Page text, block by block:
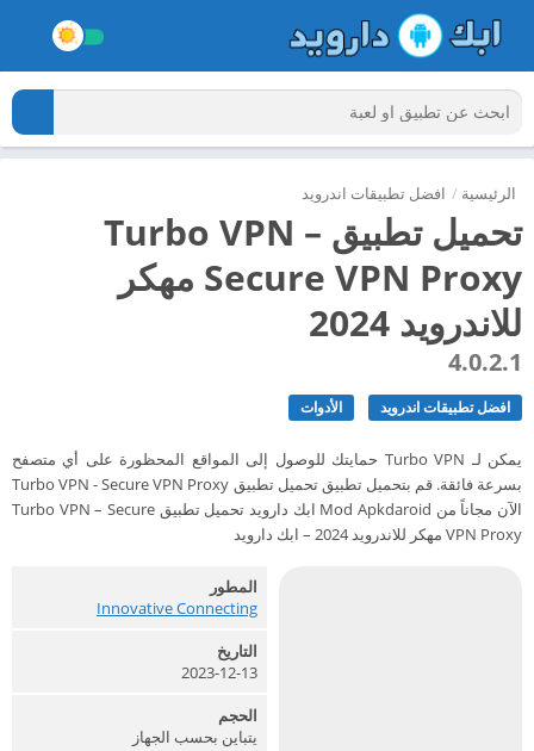
الرئيسية / افضل تطبيقات اندرويد
تحميل تطبيق Turbo VPN –
Secure VPN Proxy مهكر
للاندرويد 2024
4.0.2.1
افضل تطبيقات اندرويد الأدوات
يمكن لـ Turbo VPN حمايتك للوصول إلى المواقع المحظورة على أي متصفح
بسرعة فائقة. قم بتحميل تطبيق تحميل تطبيق Turbo VPN - Secure VPN Proxy
الآن مجاناً من Mod Apkdaroid ابك دارويد تحميل تطبيق Turbo VPN – Secure
VPN Proxy مهكر للاندرويد 2024 – ابك دارويد
المطور
Innovative Connecting‏
التاريخ
2023-12-13
الحجم
يتباين بحسب الجهاز